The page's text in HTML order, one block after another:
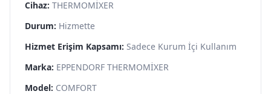
Cihaz: THERMOMİXER
Durum: Hizmette
Hizmet Erişim Kapsamı: Sadece Kurum İçi Kullanım
Marka: EPPENDORF THERMOMİXER
Model: COMFORT